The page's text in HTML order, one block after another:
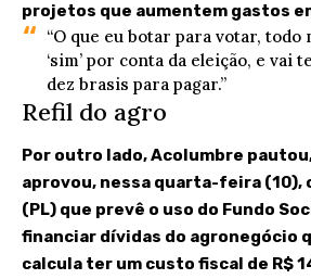
projetos que aumentem gastos
“O que eu botar para votar, todo
‘sim’ por conta da eleição, e vai
dez brasis para pagar.”
Refil do agro
Por outro lado, Acolumbre
aprovou, nessa quarta-feira (10),
(PL) que prevê o uso do Fundo
financiar dívidas do agronegócio
calcula ter um custo fiscal de R$